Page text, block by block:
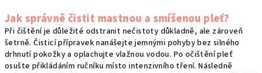
Jak správně čistit mastnou a smíšenou pleť?
Při čištění je důležité odstranit nečistoty důkladně, ale zároveň
šetrně. Čisticí přípravek nanášejte jemnými pohyby bez silného
drhnutí pokožky a oplachujte vlažnou vodou. Po očištění pleť
osušte přikládáním ručníku místo intenzivního tření. Následně